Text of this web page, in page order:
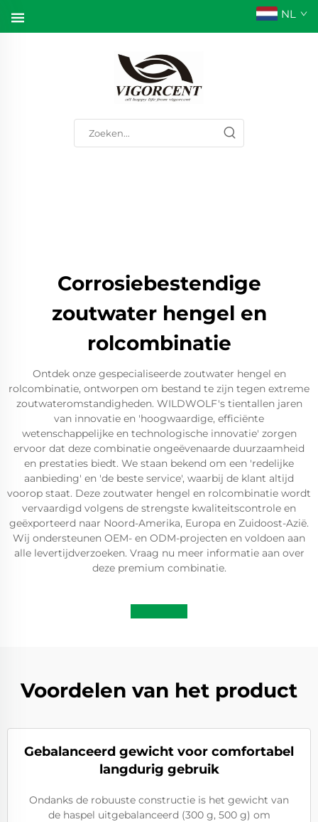
NL
Corrosiebestendige
zoutwater hengel en
rolcombinatie
Ontdek onze gespecialiseerde zoutwater hengel en
rolcombinatie, ontworpen om bestand te zijn tegen extreme
zoutwateromstandigheden. WILDWOLF's tientallen jaren
van innovatie en 'hoogwaardige, efficiënte
wetenschappelijke en technologische innovatie' zorgen
ervoor dat deze combinatie ongeëvenaarde duurzaamheid
en prestaties biedt. We staan bekend om een 'redelijke
aanbieding' en 'de beste service', waarbij de klant altijd
voorop staat. Deze zoutwater hengel en rolcombinatie wordt
vervaardigd volgens de strengste kwaliteitscontrole en
geëxporteerd naar Noord-Amerika, Europa en Zuidoost-Azië.
Wij ondersteunen OEM- en ODM-projecten en voldoen aan
alle levertijdverzoeken. Vraag nu meer informatie aan over
deze premium combinatie.
Voordelen van het product
Gebalanceerd gewicht voor comfortabel
langdurig gebruik
Ondanks de robuuste constructie is het gewicht van
de haspel uitgebalanceerd (300 g, 500 g) om